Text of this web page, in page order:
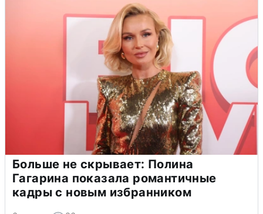
Больше не скрывает: Полина
Гагарина показала романтичные
кадры с новым избранником